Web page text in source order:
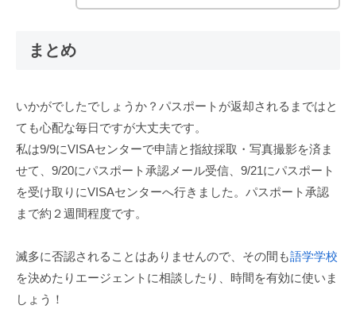
まとめ
いかがでしたでしょうか？パスポートが返却されるまではと
ても心配な毎日ですが大丈夫です。
私は9/9にVISAセンターで申請と指紋採取・写真撮影を済ま
せて、9/20にパスポート承認メール受信、9/21にパスポート
を受け取りにVISAセンターへ行きました。パスポート承認
まで約２週間程度です。
滅多に否認されることはありませんので、その間も語学学校
を決めたりエージェントに相談したり、時間を有効に使いま
しょう！